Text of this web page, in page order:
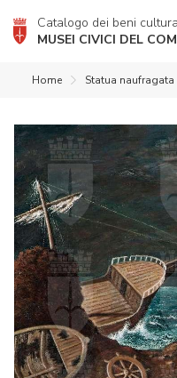
Catalogo dei beni
MUSEI CIVICI DEL
Home Statua naufragata